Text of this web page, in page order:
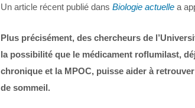
Un article récent publié dans Biologie actuellea
Plus précisément, des chercheurs de
la possibilité que le médicament roflumilast,
chronique et la MPOC, puisse aider à
de sommeil.